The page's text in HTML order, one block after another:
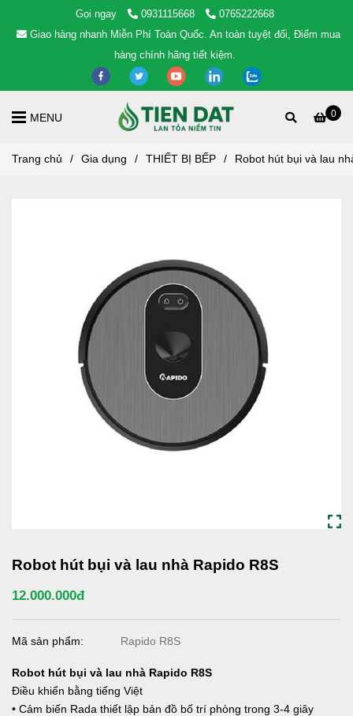
Gọi ngay 0931115668
0765222668
Giao hàng nhanh Miễn Phí Toàn Quốc. An toàn tuyệt đối, Điểm mua
hàng chính hãng tiết kiệm.
0
MENU
Trang chủ / Gia dụng / THIẾT BỊ BẾP / Robot hút bụi và lau
Robot hút bụi và lau nhà Rapido R8S
12.000.000đ
Mã sản phẩm: Rapido R8S
Robot hút bụi và lau nhà Rapido R8S
Điều khiển bằng tiếng Việt
• Cảm biến Rada thiết lập bản đồ bố trí phòng trong 3-4 giây